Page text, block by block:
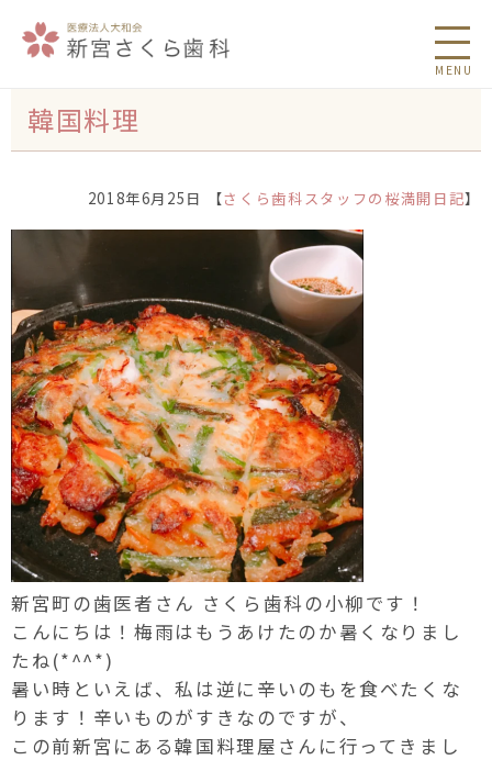
MENU
韓国料理
2018年6月25日 【さくら歯科スタッフの桜満開日記】
新宮町の歯医者さん さくら歯科の小柳です！
こんにちは！梅雨はもうあけたのか暑くなりまし
たね(*^^*)
暑い時といえば、私は逆に辛いのもを食べたくな
ります！辛いものがすきなのですが、
この前新宮にある韓国料理屋さんに行ってきまし